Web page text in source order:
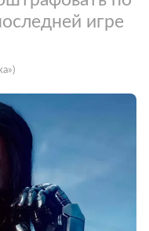
игре